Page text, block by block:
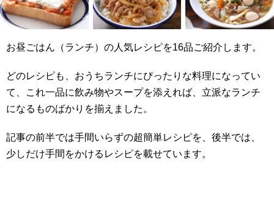
お昼ごはん（ランチ）の人気レシピを16品ご紹介します。
どのレシピも、おうちランチにぴったりな料理になってい
て、これ一品に飲み物やスープを添えれば、立派なランチ
になるものばかりを揃えました。
記事の前半では手間いらずの超簡単レシピを、後半では、
少しだけ手間をかけるレシピを載せています。